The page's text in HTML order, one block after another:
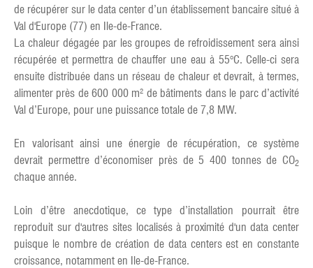
de récupérer sur le data center d’un établissement bancaire situé à
Val d'Europe (77) en Ile-de-France.
La chaleur dégagée par les groupes de refroidissement sera ainsi
récupérée et permettra de chauffer une eau à 55°C. Celle-ci sera
ensuite distribuée dans un réseau de chaleur et devrait, à termes,
alimenter près de 600 000 m² de bâtiments dans le parc d’activité
Val d’Europe, pour une puissance totale de 7,8 MW.
En valorisant ainsi une énergie de récupération, ce système
devrait permettre d’économiser près de 5 400 tonnes de CO2
chaque année.
Loin d’être anecdotique, ce type d’installation pourrait être
reproduit sur d'autres sites localisés à proximité d'un data center
puisque le nombre de création de data centers est en constante
croissance, notamment en Ile-de-France.